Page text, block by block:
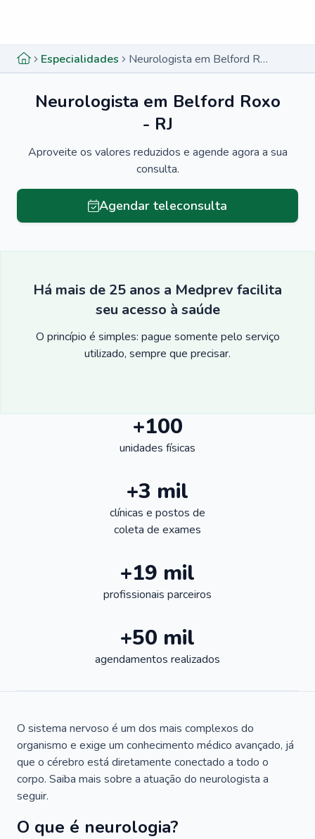
Especialidades Neurologista em Belford Roxo - RJ
Neurologista em Belford Roxo
- RJ
Aproveite os valores reduzidos e agende agora a sua
consulta.
Agendar teleconsulta
Há mais de 25 anos a Medprev facilita
seu acesso à saúde
O princípio é simples: pague somente pelo serviço
utilizado, sempre que precisar.
+100
unidades físicas
+3 mil
clínicas e postos de
coleta de exames
+19 mil
profissionais parceiros
+50 mil
agendamentos realizados
O sistema nervoso é um dos mais complexos do
organismo e exige um conhecimento médico avançado, já
que o cérebro está diretamente conectado a todo o
corpo. Saiba mais sobre a atuação do neurologista a
seguir.
O que é neurologia?